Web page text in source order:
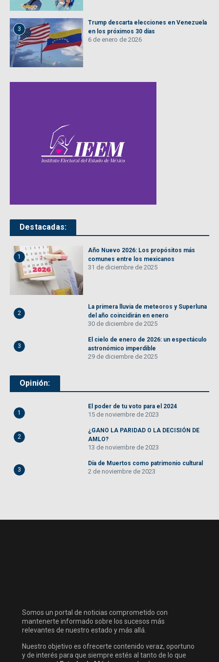
3
Trump descarta elecciones en Venezuela
en los próximos 30 días
6 de enero de 2026
Destacadas:
1
Año Nuevo 2026: Los propósitos más
comunes entre los mexicanos
31 de diciembre de 2025
2
La primera lluvia de meteoros y Superluna
del año coincidirán en enero
30 de diciembre de 2025
3
El cielo de enero de 2026: un espectáculo
astronómico imperdible
29 de diciembre de 2025
Opinión:
1
El poder de tu voto para el 2024
15 de noviembre de 2023
2
¿GANO LA PARIDAD O LA DECISIÓN DE
AMLO?
13 de noviembre de 2023
3
Día de Muertos como patrimonio cultural
2 de noviembre de 2023
Somos un portal de noticias comprometido con
mantenerte informado sobre los sucesos más
relevantes de nuestro estado y más allá.
Nuestro objetivo es ofrecerte contenido veraz, oportuno
y de interés para que siempre estés al tanto de lo que